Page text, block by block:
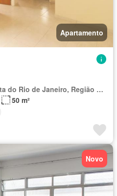
Apartamento
Região Geográfica Imediata do Rio de Janeiro, Região Metropolitana do Rio de Janeiro
50 m²
Novo